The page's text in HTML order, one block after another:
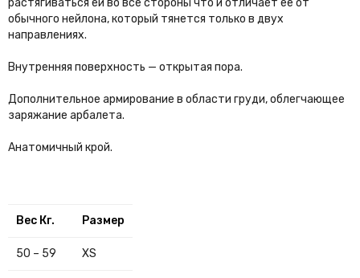
растягиваться ей во все стороны что и отличает ее от
обычного нейлона, который тянется только в двух
направлениях.
Внутренняя поверхность — открытая пора.
Дополнительное армирование в области груди, облегчающее
заряжание арбалета.
Анатомичный крой.
Вес Кг. Размер
50 – 59 XS